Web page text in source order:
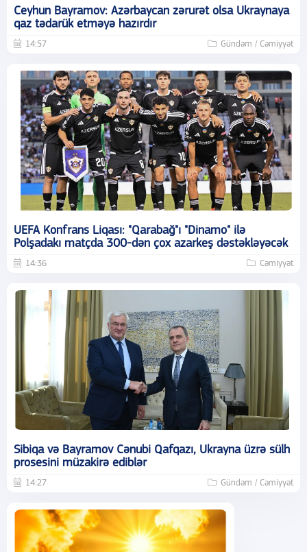
Ceyhun Bayramov: Azərbaycan zərurət olsa Ukraynaya
qaz tədarük etməyə hazırdır
14:57 Gündəm / Cəmiyyət
UEFA Konfrans Liqası: "Qarabağ"ı "Dinamo" ilə
Polşadakı matçda 300-dən çox azarkeş dəstəkləyəcək
14:36 Cəmiyyət
Sibiqa və Bayramov Cənubi Qafqazı, Ukrayna üzrə sülh
prosesini müzakirə ediblər
14:27 Gündəm / Cəmiyyət